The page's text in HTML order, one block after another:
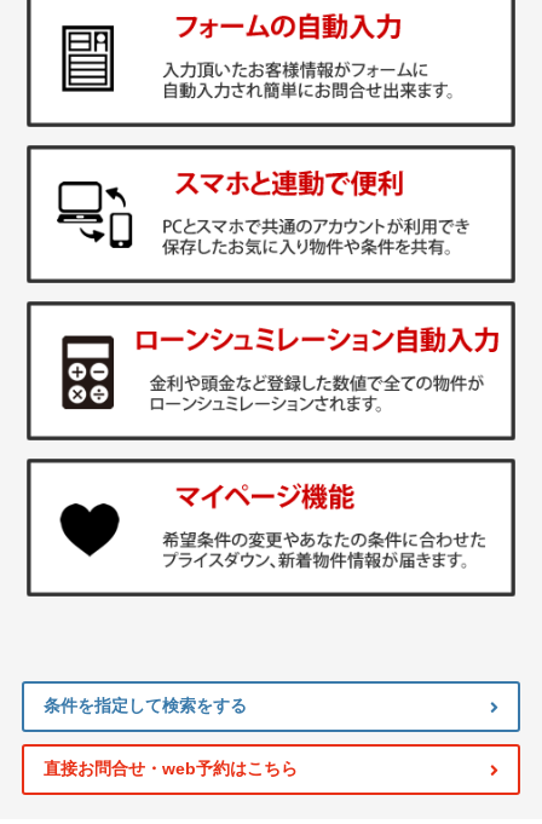
条件を指定して検索をする
直接お問合せ・web予約はこちら